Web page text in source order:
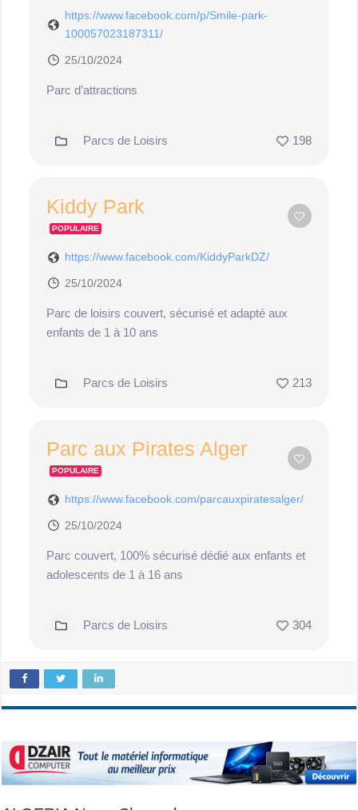
https://www.facebook.com/p/Smile-park-
100057023187311/
25/10/2024
Parc d’attractions
Parcs de Loisirs 198
Kiddy Park
POPULAIRE
https://www.facebook.com/KiddyParkDZ/
25/10/2024
Parc de loisirs couvert, sécurisé et adapté aux
enfants de 1 à 10 ans
Parcs de Loisirs 213
Parc aux Pirates Alger
POPULAIRE
https://www.facebook.com/parcauxpiratesalger/
25/10/2024
Parc couvert, 100% sécurisé dédié aux enfants et
adolescents de 1 à 16 ans
Parcs de Loisirs 304